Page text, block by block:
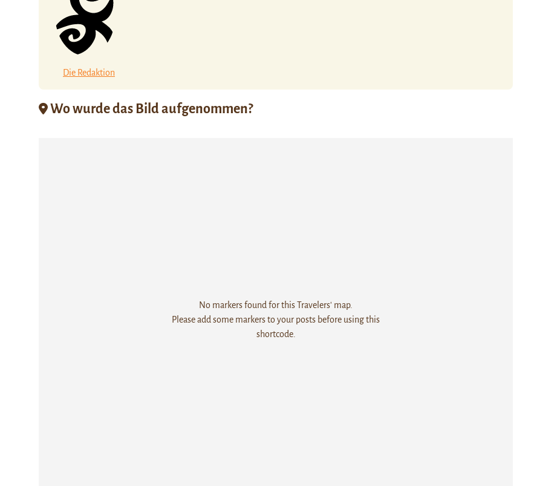
Die Redaktion
Wo wurde das Bild aufgenommen?
No markers found for this Travelers' map.
Please add some markers to your posts before using this
shortcode.